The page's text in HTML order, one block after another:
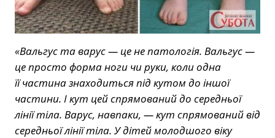
«Вальгус та варус — це не патологія. Вальгус —
це просто форма ноги чи руки, коли одна
її частина знаходиться під кутом до іншої
частини. І кут цей спрямований до середньої
лінії тіла. Варус, навпаки, — кут спрямований від
середньої лінії тіла. У дітей молодшого віку